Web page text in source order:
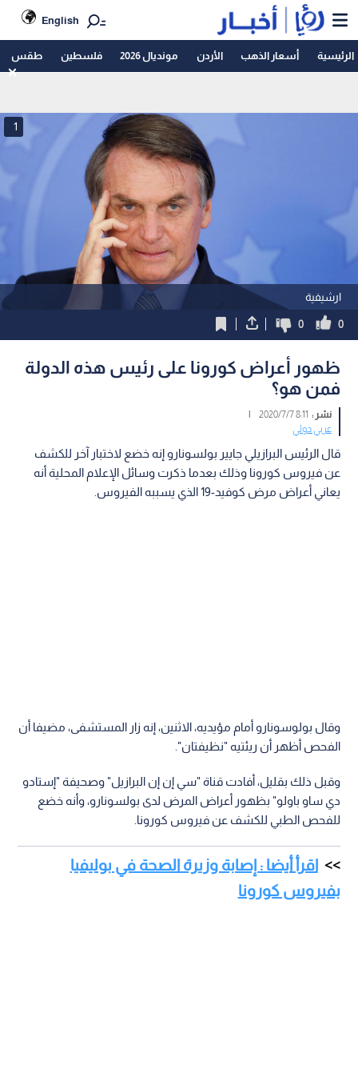
English
الرئيسية أسعار الذهب الأردن مونديال 2026 فلسطين طقس
ارشيفية
1
0
0
ظهور أعراض كورونا على رئيس هذه الدولة
فمن هو؟
نشر : 8:11 2020/7/7
|
عربي دولي
قال الرئيس البرازيلي جايير بولسونارو إنه خضع لاختبار آخر للكشف
عن فيروس كورونا وذلك بعدما ذكرت وسائل الإعلام المحلية أنه
يعاني أعراض مرض كوفيد-19 الذي يسببه الفيروس.
وقال بولوسونارو أمام مؤيديه، الاثنين، إنه زار المستشفى، مضيفا أن
الفحص أظهر أن ريئتيه "نظيفتان".
وقبل ذلك بقليل، أفادت قناة "سي إن إن البرازيل" وصحيفة "إستادو
دي ساو باولو" بظهور أعراض المرض لدى بولسونارو، وأنه خضع
للفحص الطبي للكشف عن فيروس كورونا.
اقرأ أيضا : إصابة وزيرة الصحة في بوليفيا
بفيروس كورونا